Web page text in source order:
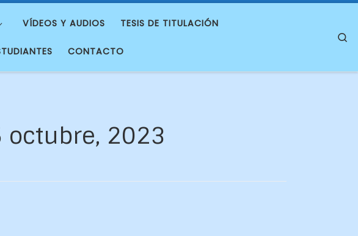
VÍDEOS Y AUDIOS TESIS DE TITULACIÓN
CONTACTO
octubre, 2023